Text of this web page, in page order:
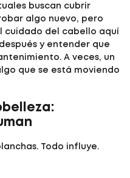
buscan cubrir
algo nuevo, pero
cuidado del cabello aquí
y entender que
A veces, un
que se está moviendo
Todo influye.